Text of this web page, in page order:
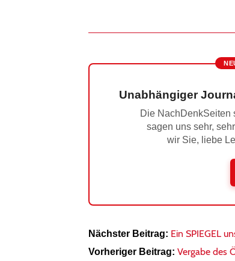
Unabhängiger
Die NachDenkSeiten
sagen uns sehr,
wir Sie, liebe
Nächster Beitrag: Ein SPIEGEL
Vorheriger Beitrag: Vergabe des